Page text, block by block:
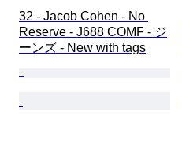
32 - Jacob Cohen - No
Reserve - J688 COMF - ジ
ーンズ - New with tags